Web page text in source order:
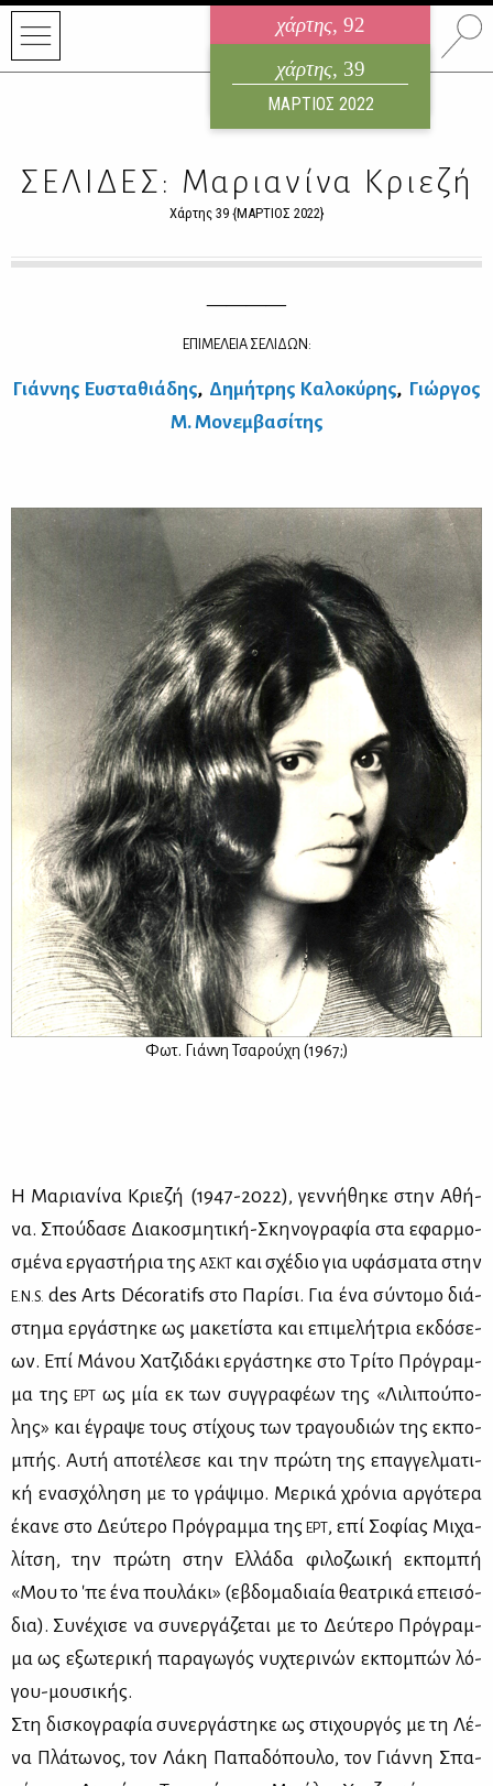
χάρτης, 92
ηλεκτρονικό περιοδικό
ΑΥΓΟΥΣΤΟΣ 2026
χάρτης, 39
ΜΑΡΤΙΟΣ 2022
ΣΕΛΙΔΕΣ: Μαριανίνα Κριεζή
Χάρτης 39 {ΜΑΡΤΙΟΣ 2022}
————
ΕΠΙΜΕΛΕΙΑ ΣΕΛΙΔΩΝ:
Γιάν­νης Ευ­στα­θιά­δης, Δη­μή­τρης Κα­λο­κύ­ρης, Γιώρ­γος
Μ. Μο­νεμ­βα­σί­της
Φωτ. Γιάν­νη Τσα­ρού­χη (1967;)
Η Μα­ρια­νί­να Κριε­ζή (1947-2022), γεν­νή­θη­κε στην Αθή­
να. Σπού­δα­σε Δια­κο­σμη­τι­κή-Σκη­νο­γρα­φία στα εφαρ­μο­
σμέ­να ερ­γα­στή­ρια της ΑΣΚΤ και σχέ­διο για υφά­σμα­τα στην
Ε.Ν.S. des Arts Décoratifs στο Πα­ρί­σι. Για ένα σύ­ντο­μο διά­
στη­μα ερ­γά­στη­κε ως μα­κε­τί­στα και επι­με­λή­τρια εκ­δό­σε­
ων. Επί Μά­νου Χα­τζι­δά­κι ερ­γά­στη­κε στο Τρί­το Πρό­γραμ­
μα τηςΕΡΤ ως μία εκ των συγ­γρα­φέ­ων της «Λι­λι­πού­πο­
λης» και έγρα­ψε τους στί­χους των τρα­γου­διών της εκ­πο­
μπής. Αυ­τή απο­τέ­λε­σε και την πρώ­τη της επαγ­γελ­μα­τι­
κή ενα­σχό­λη­ση με το γρά­ψι­μο. Με­ρι­κά χρό­νια αρ­γό­τε­ρα
έκα­νε στο Δεύ­τε­ρο Πρό­γραμ­μα τηςΕΡΤ, επί Σο­φί­ας Μι­χα­
λί­τση, την πρώ­τη στην Ελ­λά­δα φι­λο­ζω­ι­κή εκ­πο­μπή
«Μου το 'πε ένα που­λά­κι» (εβδο­μα­διαία θε­α­τρι­κά επει­σό­
δια). Συ­νέ­χι­σε να συ­νερ­γά­ζε­ται με το Δεύ­τε­ρο Πρό­γραμ­
μα ως εξω­τε­ρι­κή πα­ρα­γω­γός νυ­χτε­ρι­νών εκ­πο­μπών λό­
γου-μου­σι­κής.
Στη δι­σκο­γρα­φία συ­νερ­γά­στη­κε ως στι­χουρ­γός με τη Λέ­
να Πλά­τω­νος, τον Λά­κη Πα­πα­δό­που­λο, τον Γιάν­νη Σπα­